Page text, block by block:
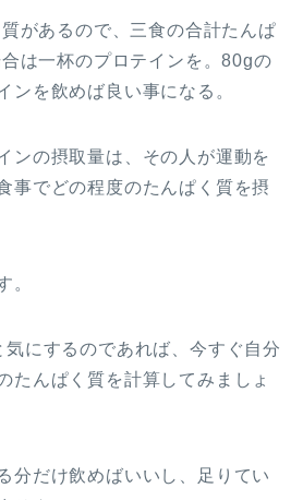
があるので、三食の合計たんぱ
は一杯のプロテインを。80gの
ンを飲めば良い事になる。
ンの摂取量は、その人が運動を
事でどの程度のたんぱく質を摂
。
にするのであれば、今すぐ自分
たんぱく質を計算してみましょ
分だけ飲めばいいし、足りてい